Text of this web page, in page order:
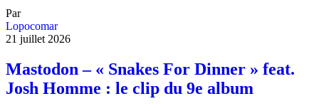
Par
Lopocomar
21 juillet 2026
Mastodon – « Snakes For Dinner » feat.
Josh Homme : le clip du 9e album